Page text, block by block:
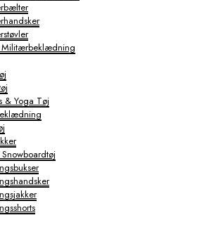
& Yoga Tøj